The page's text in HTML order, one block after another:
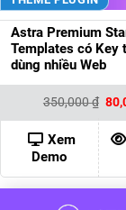
Astra Premium
Templates có Key
dùng nhiều Web
350,000₫ Giá
gốc
là:
Xem
Demo